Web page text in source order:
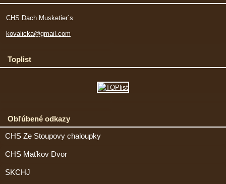
CHS Dach Musketier´s
kovalicka@gmail.com
Toplist
Obľúbené odkazy
CHS Ze Stoupovy chaloupky
CHS Maťkov Dvor
SKCHJ